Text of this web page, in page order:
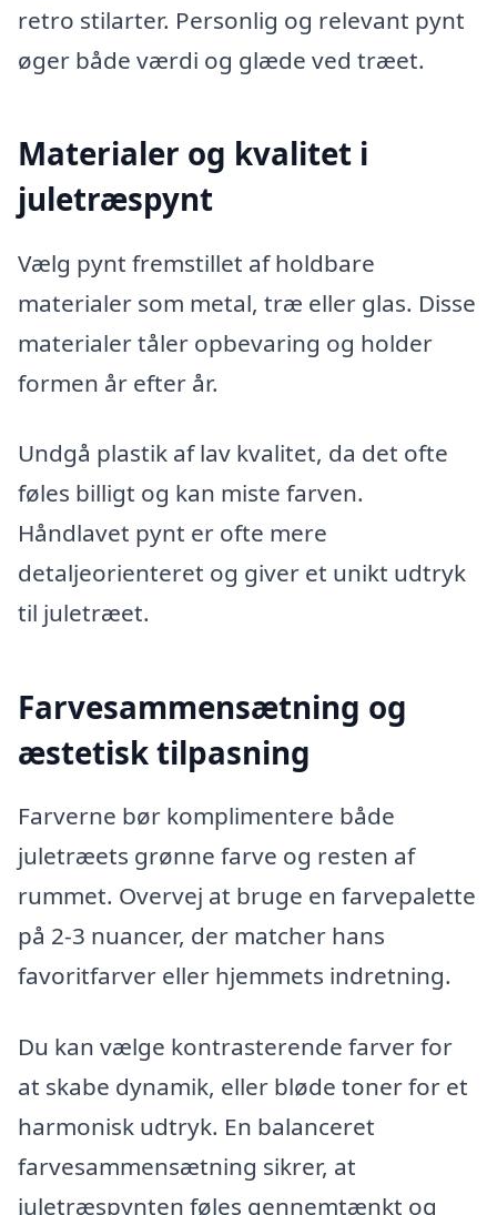
retro stilarter. Personlig og relevant pynt
øger både værdi og glæde ved træet.
Materialer og kvalitet i
juletræspynt
Vælg pynt fremstillet af holdbare
materialer som metal, træ eller glas. Disse
materialer tåler opbevaring og holder
formen år efter år.
Undgå plastik af lav kvalitet, da det ofte
føles billigt og kan miste farven.
Håndlavet pynt er ofte mere
detaljeorienteret og giver et unikt udtryk
til juletræet.
Farvesammensætning og
æstetisk tilpasning
Farverne bør komplimentere både
juletræets grønne farve og resten af
rummet. Overvej at bruge en farvepalette
på 2-3 nuancer, der matcher hans
favoritfarver eller hjemmets indretning.
Du kan vælge kontrasterende farver for
at skabe dynamik, eller bløde toner for et
harmonisk udtryk. En balanceret
farvesammensætning sikrer, at
juletræspynten føles gennemtænkt og